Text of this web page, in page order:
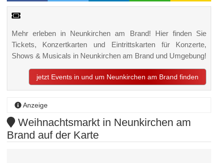
Mehr erleben in Neunkirchen am Brand! Hier finden Sie
Tickets, Konzertkarten und Eintrittskarten für Konzerte,
Shows & Musicals in Neunkirchen am Brand und Umgebung!
jetzt Events in und um Neunkirchen am Brand finden
Anzeige
Weihnachtsmarkt in Neunkirchen am
Brand auf der Karte